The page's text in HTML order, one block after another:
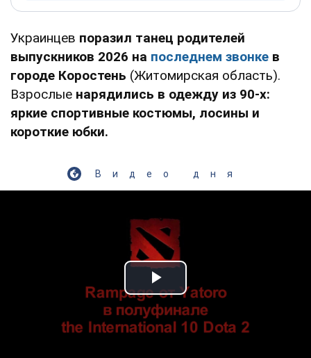
Украинцев поразил танец родителей
выпускников 2026 на последнем звонке в
городе Коростень (Житомирская область).
Взрослые нарядились в одежду из 90-х:
яркие спортивные костюмы, лосины и
короткие юбки.
Видео дня
Play Video